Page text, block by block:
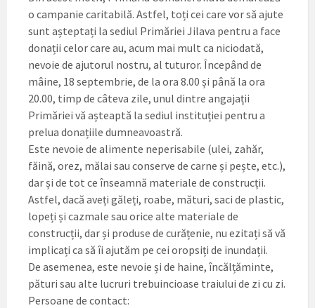
o campanie caritabilă. Astfel, toți cei care vor să ajute
sunt așteptați la sediul Primăriei Jilava pentru a face
donații celor care au, acum mai mult ca niciodată,
nevoie de ajutorul nostru, al tuturor. Începând de
mâine, 18 septembrie, de la ora 8.00 și până la ora
20.00, timp de câteva zile, unul dintre angajații
Primăriei vă așteaptă la sediul instituției pentru a
prelua donațiile dumneavoastră.
Este nevoie de alimente neperisabile (ulei, zahăr,
făină, orez, mălai sau conserve de carne și pește, etc.),
dar și de tot ce înseamnă materiale de construcții.
Astfel, dacă aveți găleți, roabe, mături, saci de plastic,
lopeți și cazmale sau orice alte materiale de
construcții, dar și produse de curățenie, nu ezitați să vă
implicați ca să îi ajutăm pe cei oropsiți de inundații.
De asemenea, este nevoie și de haine, încălțăminte,
pături sau alte lucruri trebuincioase traiului de zi cu zi.
Persoane de contact: